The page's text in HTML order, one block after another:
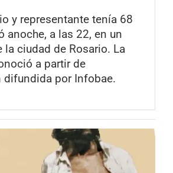
y representante tenía 68
anoche, a las 22, en un
la ciudad de Rosario. La
a partir de
por Infobae.